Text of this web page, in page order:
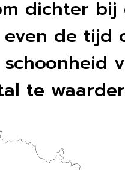
dichter bij
de tijd
te